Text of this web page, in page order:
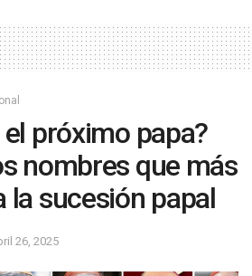
el próximo papa?
nombres que más
la sucesión papal
26, 2025